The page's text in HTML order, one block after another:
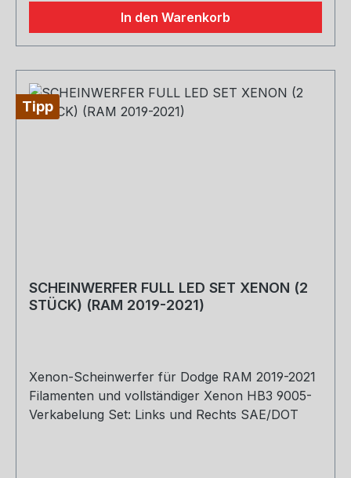
In den Warenkorb
Tipp
SCHEINWERFER FULL LED SET XENON (2
STÜCK) (RAM 2019-2021)
Xenon-Scheinwerfer für Dodge RAM 2019-2021
Filamenten und vollständiger Xenon HB3 9005-
Verkabelung Set: Links und Rechts SAE/DOT